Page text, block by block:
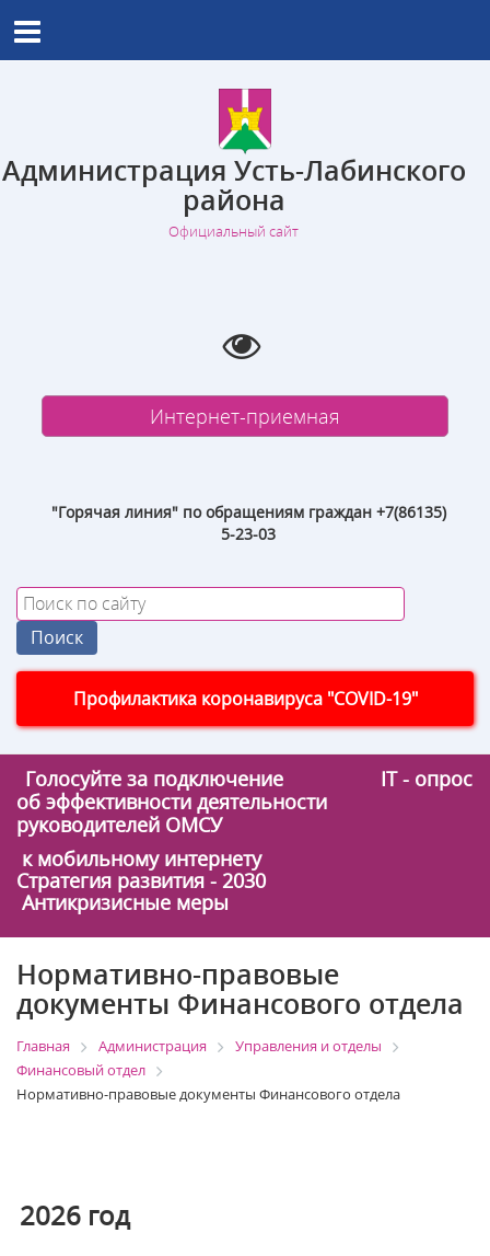
Администрация Усть-Лабинского
района
Официальный сайт
Интернет-приемная
"Горячая линия" по обращениям граждан +7(86135)
5-23-03
Профилактика коронавируса "COVID-19"
Голосуйте за подключение
IT - опрос
об эффективности деятельности
руководителей ОМСУ
к мобильному интернету
Стратегия развития - 2030
Антикризисные меры
Нормативно-правовые
документы Финансового отдела
Главная Администрация
Управления и отделы
Финансовый отдел
Нормативно-правовые документы Финансового отдела
2026 год